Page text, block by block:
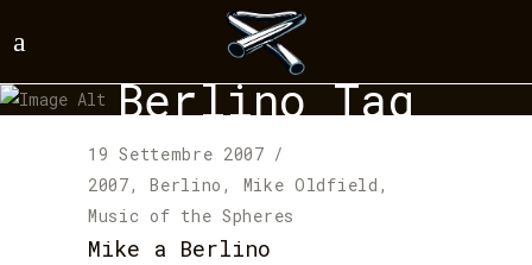
Berlino Tag
19 Settembre 2007
2007,Berlino , Mike Oldfield ,
Music of the Spheres
Mike a Berlino